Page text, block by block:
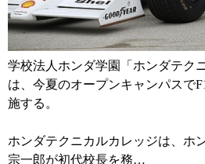
学校法人ホンダ学園「ホンダテク
は、今夏のオープンキャンパスで
施する。
ホンダテクニカルカレッジは、ホ
宗一郎が初代校長を務…